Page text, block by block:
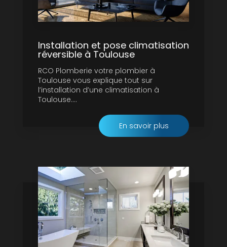
Installation et pose climatisation
réversible à Toulouse
RCO Plomberie votre plombier à
Toulouse vous explique tout sur
l’installation d’une climatisation à
Toulouse....
En savoir plus